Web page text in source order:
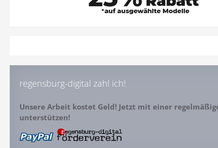
regensburg-digital zahl ich!
Unsere Arbeit kostet Geld! Jetzt mit einer
unterstützen!